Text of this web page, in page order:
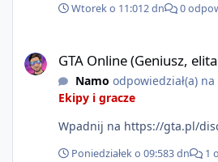
poziomie multiplayera
Kontakt: Discord —
xvincekidd Wideo
https://youtu.be/8IrdoG8iFz4
Wtorek o 11:012 dn 0
GTA Online (Geniusz,
Namo odpowiedział(a) na
Ekipy i gracze
Wpadnij na https://gta.pl/
Poniedziałek o 09:583 dn 1